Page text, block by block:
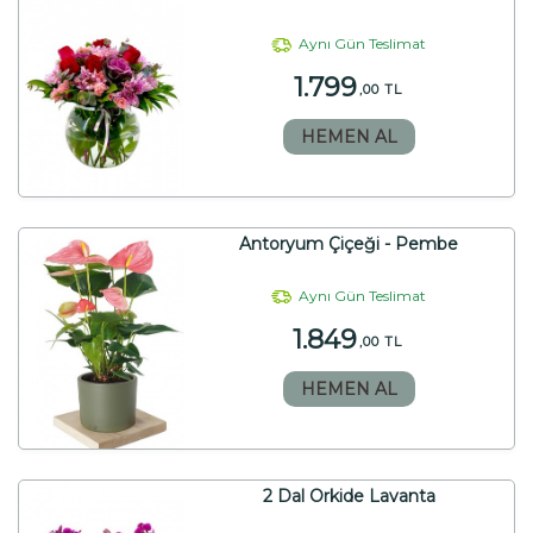
Aynı Gün Teslimat
1.799,00 TL
HEMEN AL
Antoryum Çiçeği - Pembe
Aynı Gün Teslimat
1.849 ,00 TL
HEMEN AL
2 Dal Orkide Lavanta